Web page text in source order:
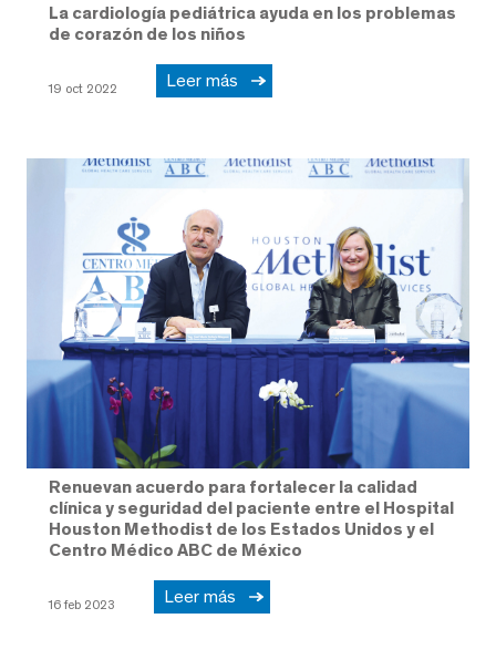
La cardiología pediátrica ayuda en los problemas
de corazón de los niños
19 oct 2022 Leer más
Renuevan acuerdo para fortalecer la calidad
clínica y seguridad del paciente entre el Hospital
Houston Methodist de los Estados Unidos y el
Centro Médico ABC de México
16 feb 2023 Leer más